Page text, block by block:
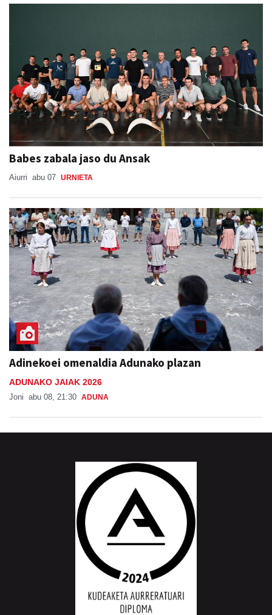
Babes zabala jaso du Ansak
Aiurri abu 07 URNIETA
Adinekoei omenaldia Adunako plazan
ADUNAKO JAIAK 2026
Joni abu 08, 21:30 ADUNA